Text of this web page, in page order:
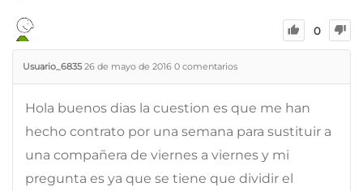
0
Usuario_6835 26 de mayo de 2016 0 comentarios
Hola buenos dias la cuestion es que me han
hecho contrato por una semana para sustituir a
una compañera de viernes a viernes y mi
pregunta es ya que se tiene que dividir el